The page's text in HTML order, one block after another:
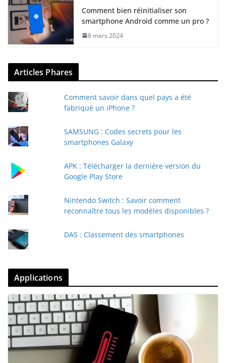
Comment bien réinitialiser son
smartphone Android comme un pro ?
8 mars 2024
Articles Phares
Comment savoir dans quel pays a été
fabriqué un iPhone ?
SAMSUNG : Codes secrets pour les
smartphones Galaxy
APK : Télécharger la dernière version du
Google Play Store
Nintendo Switch : Savoir comment
reconnaître tous les modèles disponibles ?
DAS : Classement des smartphones
Applications